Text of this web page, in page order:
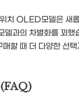
치 OLED모델은 새
델과의 차별화를 꾀했
할 때 더 다양한 선택